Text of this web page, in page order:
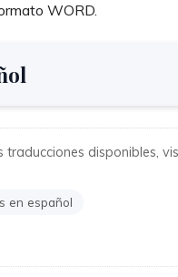
WORD.
disponibles,
en español